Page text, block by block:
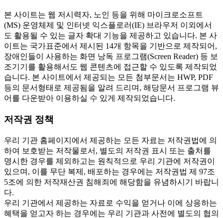
본 사이트는 웹 저시력자, 노인 등을 위해 마이크로소프트
(MS) 운영체제 및 인터넷 익스플로러(IE) 브라우저 이외에서
도 활용될 수 있는 글자 확대 기능을 제공하고 있습니다. 본 사
이트는 국가표준에서 제시된 14개 항목을 기반으로 제작되어,
장애인들이 사용하는 화면 낭독 프로그램(Screen Reader) 등 보
조기기를 활용해서도 웹 콘텐츠에 접근할 수 있도록 제작되었
습니다. 본 사이트에서 제공되는 모든 첨부문서는 HWP, PDF
등의 문서형태로 제공됨을 알려 드리며, 해당문서 프로그램 뷰
어를 다운받아 이용하실 수 있게 제작되었습니다.
저작권 정책
우리 기관 홈페이지에서 제공하는 모든 자료는 저작권법에 의
하여 보호받는 저작물로서, 별도의 저작권 표시 또는 출처를
명시한 경우를 제외하고는 원칙적으로 우리 기관에 저작권이
있으며, 이를 무단 복제, 배포하는 경우에는 저작권법 제 97조
5조에 의한 저작재산권 침해죄에 해당함을 유념하시기 바랍니
다.
우리 기관에서 제공하는 자료로 수익을 얻거나 이에 상응하는
혜택을 얻고자 하는 경우에는 우리 기관과 사전에 별도의 협의